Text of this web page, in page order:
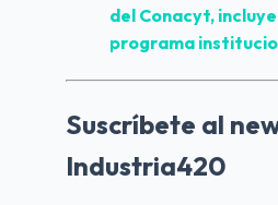
del Conacyt,
programa
Suscríbete al
Industria420